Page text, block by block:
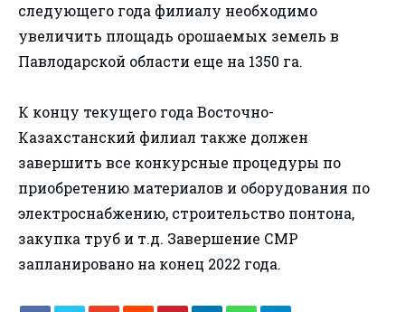
следующего года филиалу необходимо
увеличить площадь орошаемых земель в
Павлодарской области еще на 1350 га.
К концу текущего года Восточно-
Казахстанский филиал также должен
завершить все конкурсные процедуры по
приобретению материалов и оборудования по
электроснабжению, строительство понтона,
закупка труб и т.д. Завершение СМР
запланировано на конец 2022 года.